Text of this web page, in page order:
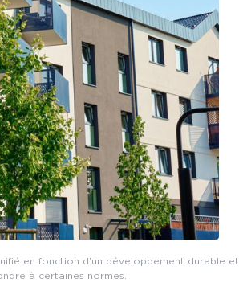
en fonction d’un développement durable et
à certaines normes.